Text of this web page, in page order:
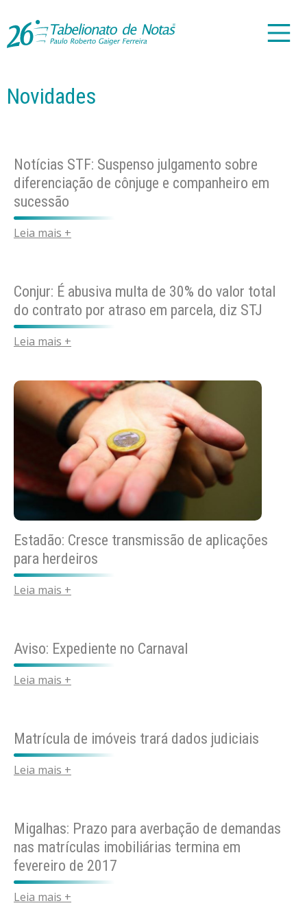
Novidades
Notícias STF: Suspenso julgamento sobre
diferenciação de cônjuge e companheiro em
sucessão
Leia mais +
Conjur: É abusiva multa de 30% do valor total
do contrato por atraso em parcela, diz STJ
Leia mais +
Estadão: Cresce transmissão de aplicações
para herdeiros
Leia mais +
Aviso: Expediente no Carnaval
Leia mais +
Matrícula de imóveis trará dados judiciais
Leia mais +
Migalhas: Prazo para averbação de demandas
nas matrículas imobiliárias termina em
fevereiro de 2017
Leia mais +